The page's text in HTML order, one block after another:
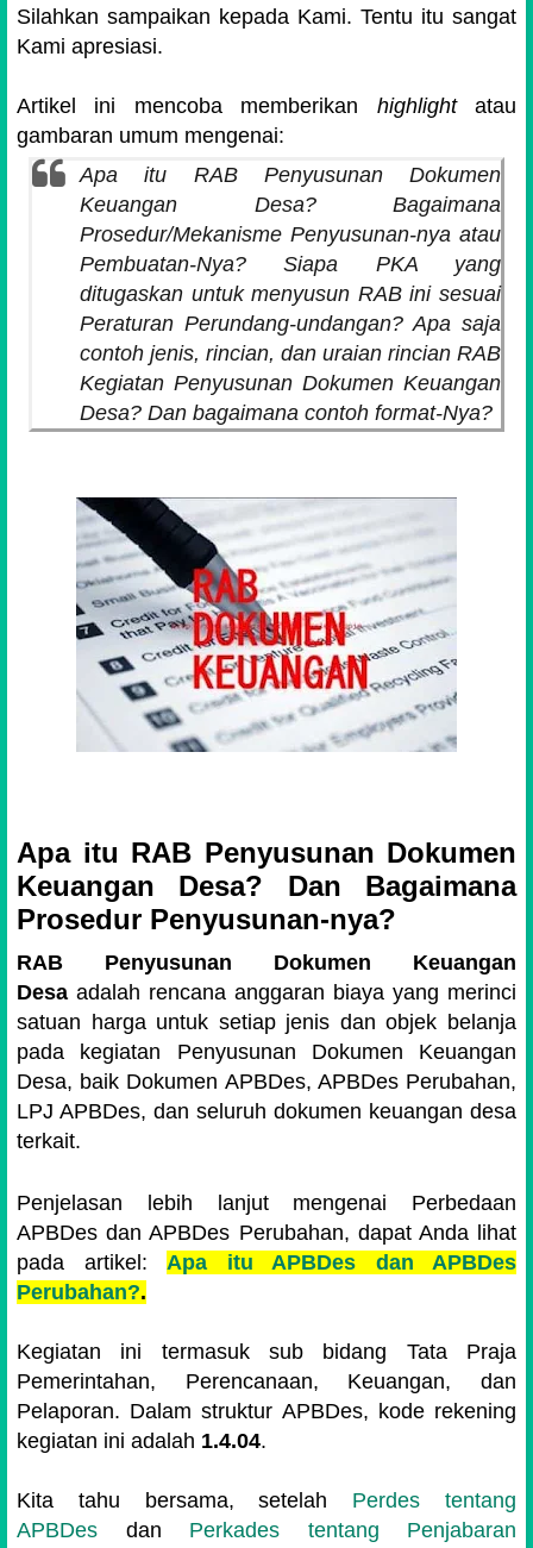
Silahkan sampaikan kepada Kami. Tentu itu sangat
Kami apresiasi.
Artikel ini mencoba memberikan highlightatau
gambaran umum mengenai:
Apa itu RAB Penyusunan Dokumen
Keuangan Desa? Bagaimana
Prosedur/Mekanisme Penyusunan-nya atau
Pembuatan-Nya? Siapa PKA yang
ditugaskan untuk menyusun RAB ini sesuai
Peraturan Perundang-undangan? Apa saja
contoh jenis, rincian, dan uraian rincian RAB
Kegiatan Penyusunan Dokumen Keuangan
Desa? Dan bagaimana contoh format-Nya?
Apa itu RAB Penyusunan Dokumen
Keuangan Desa? Dan Bagaimana
Prosedur Penyusunan-nya?
RAB Penyusunan Dokumen Keuangan
Desa adalah rencana anggaran biaya yang merinci
satuan harga untuk setiap jenis dan objek belanja
pada kegiatan Penyusunan Dokumen Keuangan
Desa, baik Dokumen APBDes, APBDes Perubahan,
LPJ APBDes, dan seluruh dokumen keuangan desa
terkait.
Penjelasan lebih lanjut mengenai Perbedaan
APBDes dan APBDes Perubahan, dapat Anda lihat
pada artikel: Apa itu APBDes dan APBDes
Perubahan?.
Kegiatan ini termasuk sub bidang Tata Praja
Pemerintahan, Perencanaan, Keuangan, dan
Pelaporan. Dalam struktur APBDes, kode rekening
kegiatan ini adalah 1.4.04.
Kita tahu bersama, setelah Perdes tentang
APBDes dan Perkades tentang Penjabaran